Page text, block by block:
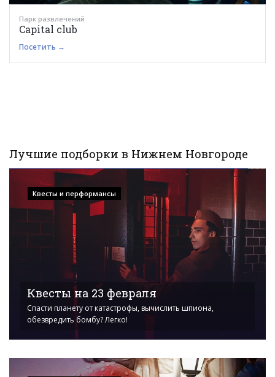
Парк развлечений
Capital club
Посетить →
Лучшие подборки в Нижнем Новгороде
Квесты и перформансы
Квесты на 23 февраля
Спасти планету от катастрофы, вычислить шпиона,
обезвредить бомбу? Легко!